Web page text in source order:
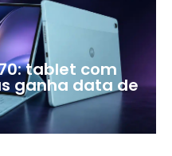
tablet com
ganha data de